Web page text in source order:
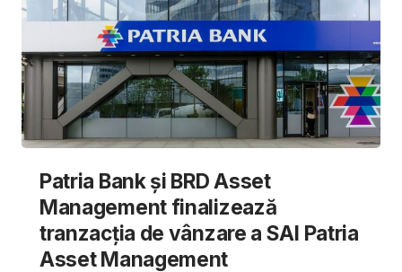
Patria Bank și BRD Asset
Management finalizează
tranzacția de vânzare a SAI Patria
Asset Management